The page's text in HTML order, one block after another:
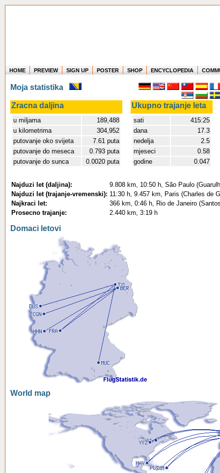
Where in the world have you flown?
How long have you been in the air?
Create your own FlightMemory and see!
HOME PREVIEW SIGN UP POSTER SHOP ENCYCLOPEDIA
Moja statistika
Zracna daljina Ukupno trajanje leta
u miljama
189,488
u kilometrima
304,952
putovanje oko svijeta
7.61 puta
putovanje do meseca
0.793 puta
putovanje do sunca
0.0020 puta
sati
415:25
dana
17.3
nedelja
2.5
mjeseci
0.58
godine
0.047
Najduzi let (daljina):
9.808 km, 10:50 h, São Paulo
Najduzi let (trajanje-vremenski): 11:30 h, 9.457 km, Paris (Charles de
Najkraci let:
366 km, 0:46 h, Rio de Janeiro
Prosecno trajanje:
2.440 km, 3:19 h
Domaci letovi
World map